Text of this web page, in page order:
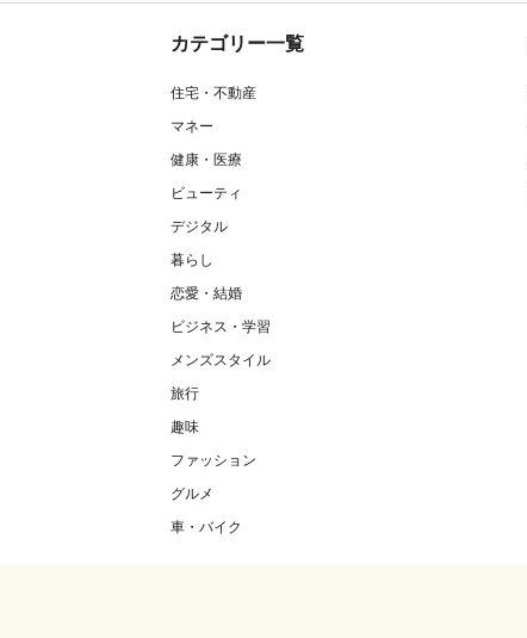
カテゴリー一覧
住宅・不動産
マネー
健康・医療
ビューティ
デジタル
暮らし
恋愛・結婚
ビジネス・学習
メンズスタイル
旅行
趣味
ファッション
グルメ
車・バイク